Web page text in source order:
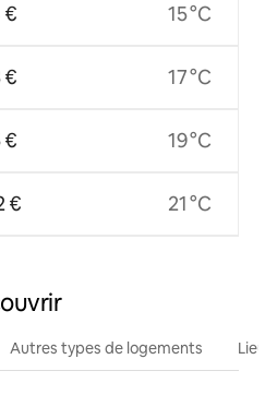
€
€
€
€
15 °C
17 °C
19 °C
21 °C
Autres types de logements